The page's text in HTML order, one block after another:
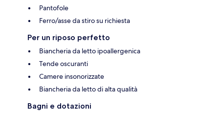
Pantofole
Ferro/asse da stiro su richiesta
Per un riposo perfetto
Biancheria da letto ipoallergenica
Tende oscuranti
Camere insonorizzate
Biancheria da letto di alta qualità
Bagni e dotazioni